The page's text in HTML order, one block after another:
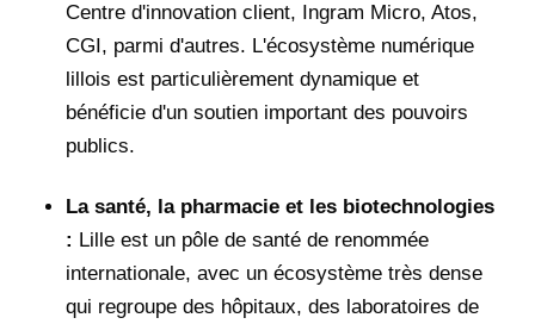
Centre d'innovation client, Ingram Micro, Atos,
CGI, parmi d'autres. L'écosystème numérique
lillois est particulièrement dynamique et
bénéficie d'un soutien important des pouvoirs
publics.
La santé, la pharmacie et les biotechnologies
: Lille est un pôle de santé de renommée
internationale, avec un écosystème très dense
qui regroupe des hôpitaux, des laboratoires de